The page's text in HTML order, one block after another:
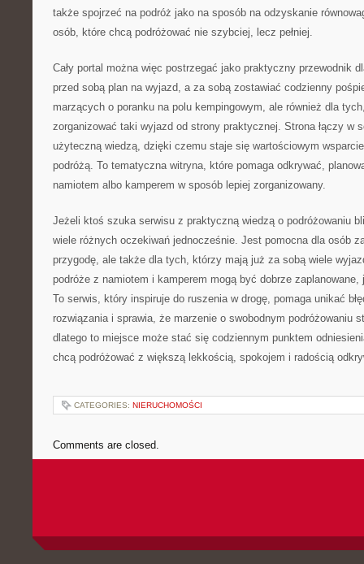
także spojrzeć na podróż jako na sposób na odzyskanie
osób, które chcą podróżować nie szybciej, lecz pełniej.
Cały portal można więc postrzegać jako praktyczny przewodnik
przed sobą plan na wyjazd, a za sobą zostawiać codzienny
marzących o poranku na polu kempingowym, ale również dla
zorganizować taki wyjazd od strony praktycznej. Strona łączy w
użyteczną wiedzą, dzięki czemu staje się wartościowym
podróżą. To tematyczna witryna, które pomaga odkrywać,
namiotem albo kamperem w sposób lepiej zorganizowany.
Jeżeli ktoś szuka serwisu z praktyczną wiedzą o podróżowaniu
wiele różnych oczekiwań jednocześnie. Jest pomocna dla osób
przygodę, ale także dla tych, którzy mają już za sobą wiele
podróże z namiotem i kamperem mogą być dobrze
To serwis, który inspiruje do ruszenia w drogę, pomaga unikać
rozwiązania i sprawia, że marzenie o swobodnym podróżowaniu
dlatego to miejsce może stać się codziennym punktem
chcą podróżować z większą lekkością, spokojem i radością
CATEGORIES: NIERUCHOMOŚCI
Comments are closed.